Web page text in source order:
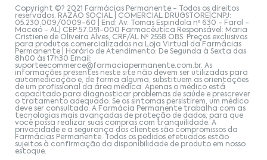
Copyright ©? 2021 Farmácias Permanente - Todos os direitos
reservados. RAZÃO SOCIAL | COMERCIAL DRUGSTORE|CNPJ:
05.230.009/0009-60 | End: Av. Tomas Espindola nº 630 - Farol -
Maceió - AL| CEP:57.051-000 Farmacêutica Responsável: Maria
Cristiene de Oliveira Alves, CRF/AL Nº 2558 OBS: Preços exclusivos
para produtos comercializados na Loja Virtual da Farmácias
Permanente | Horário de Atendimento: De Segunda à Sexta das
8h00 às 17h30 Email:
suporteecommerce@farmaciapermanente.com.br. As
informações presentes neste site não devem ser utilizadas para
automedicação e, de forma alguma, substituem as orientações
de um profissional da área médica. Apenas o médico está
capacitado para diagnosticar problemas de saúde e prescrever
o tratamento adequado. Se os sintomas persistirem, um médico
deve ser consultado. A Farmácia Permanente trabalha com as
tecnologias mais avançadas de proteção de dados, para que
você possa realizar suas compras com tranquilidade. A
privacidade e a segurança dos clientes são compromissos da
Farmácias Permanente. Todos os pedidos efetuados estão
sujeitos à confirmação da disponibilidade de produto em nosso
estoque.